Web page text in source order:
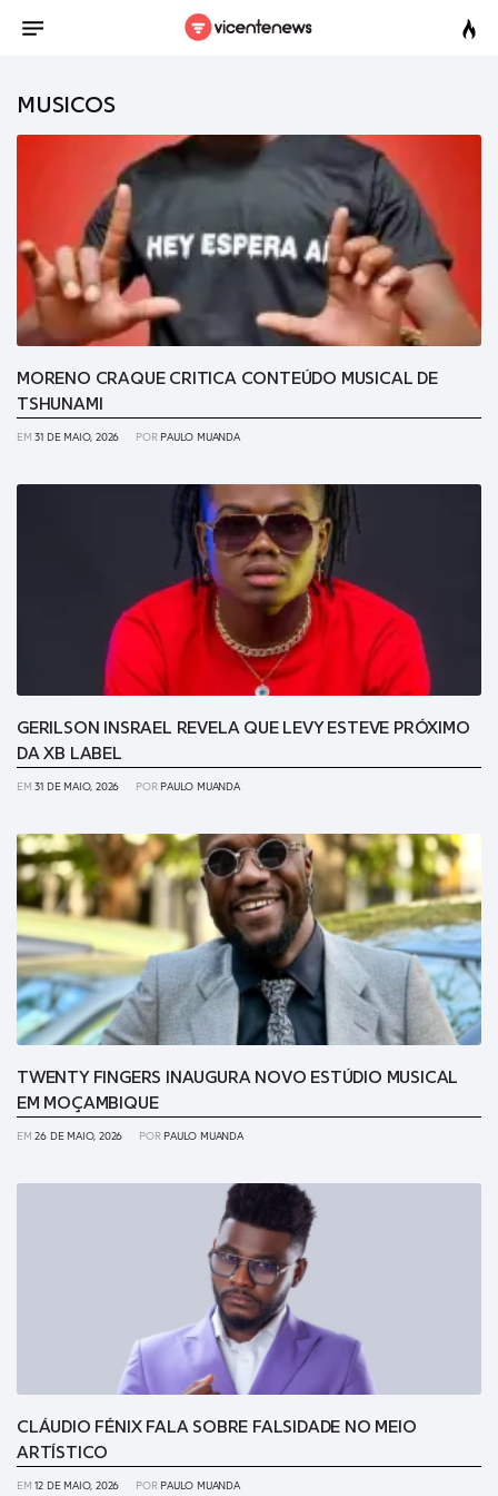
MUSICOS
MORENO CRAQUE CRITICA CONTEÚDO MUSICAL DE
TSHUNAMI
EM31 DE MAIO, 2026 POR PAULO MUANDA
GERILSON INSRAEL REVELA QUE LEVY ESTEVE PRÓXIMO
DA XB LABEL
EM31 DE MAIO, 2026 POR PAULO MUANDA
TWENTY FINGERS INAUGURA NOVO ESTÚDIO MUSICAL
EM MOÇAMBIQUE
EM26 DE MAIO, 2026 POR PAULO MUANDA
CLÁUDIO FÉNIX FALA SOBRE FALSIDADE NO MEIO
ARTÍSTICO
EM12 DE MAIO, 2026 POR PAULO MUANDA